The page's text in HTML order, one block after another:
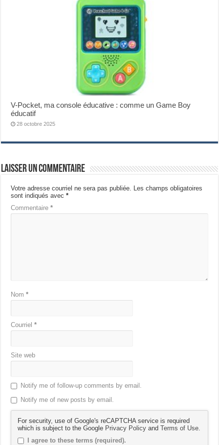
V-Pocket, ma console éducative : comme un Game Boy
éducatif
28 octobre 2025
Laisser un commentaire
Votre adresse courriel ne sera pas publiée. Les champs obligatoires
sont indiqués avec*
Commentaire*
Nom*
Courriel*
Site web
Notify me of follow-up comments by email.
Notify me of new posts by email.
For security, use of Google's reCAPTCHA service is required
which is subject to the Google Privacy Policy andTerms of Use.
I agree to these terms (required).